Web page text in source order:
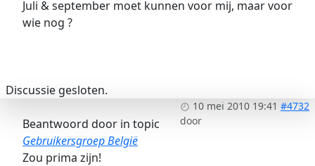
Juli & september moet kunnen voor mij, maar voor
wie nog ?
Discussie gesloten.
10 mei 2010 19:41 #4732
door
Beantwoord door in topic
Gebruikersgroep België
Zou prima zijn!